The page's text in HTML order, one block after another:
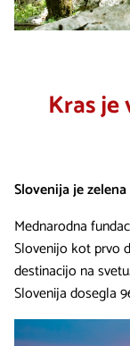
Kras
Slovenija je
Mednarodna
Slovenijo kot prvo
destinacijo na
Slovenija dosegla